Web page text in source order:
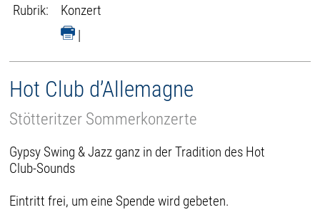
Rubrik:
Konzert
|
Hot Club d’Allemagne
Stötteritzer Sommerkonzerte
Gypsy Swing & Jazz ganz in der Tradition des Hot
Club-Sounds
Eintritt frei, um eine Spende wird gebeten.